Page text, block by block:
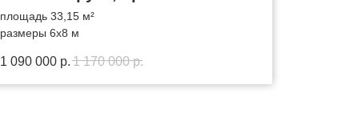
площадь 33,15 м²
размеры 6х8 м
1 090 000 р. 1 170 000 р.